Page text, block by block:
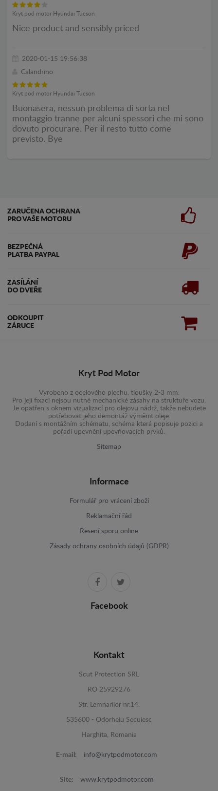
Kryt pod motor Hyundai Tucson
Nice product and sensibly priced
2020-01-15 19:56:38
Calandrino
Kryt pod motor Hyundai Tucson
Buonasera, nessun problema di sorta nel
montaggio tranne per alcuni spessori che mi sono
dovuto procurare. Per il resto tutto come
previsto. Bye
ZARUČENA OCHRANA
PRO VAŠE MOTORU
BEZPEČNÁ
PLATBA PAYPAL
ZASÍLÁNÍ
DO DVEŘE
ODKOUPIT
ZÁRUCE
Kryt Pod Motor
Vyrobeno z ocelového plechu, tloušky 2-3 mm.
Pro její fixaci nejsou nutné mechanické zásahy na struktuře vozu.
Je opatřen s oknem vizualizací pro olejovu nádrž, takže nebudete
potřebovat jeho demontáž výměnit oleje.
Dodaní s montážním schématu, schéma která popisuje pozici a
pořadí upevnění upevňovacích prvků.
Sitemap
Informace
Formulář pro vrácení zboží
Reklamační řád
Resení sporu online
Zásady ochrany osobních údajů (GDPR)
Facebook
Kontakt
Scut Protection SRL
RO 25929276
Str. Lemnarilor nr.14.
535600 - Odorheiu Secuiesc
Harghita, Romania
E-mail: info@krytpodmotor.com
Site: www.krytpodmotor.com